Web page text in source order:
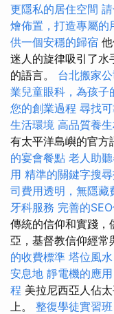
更隱私的居住空間
燴佈置，打造專屬的
供一個安穩的歸宿
迷人的旋律吸引了水
的語言。 台北搬家
業兒童眼科，為孩子
您的創業過程 尋找
生活環境 高品質養
有太平洋島嶼的官方
的宴會餐點 老人助
用 精準的關鍵字搜
司費用透明，無隱藏
牙科服務 完善的
傳統的信仰和實踐，
亞，基督教信仰經常
的收費標準 塔位風
安息地 靜電機的應
程 美拉尼西亞人佔
上。 整復學徒實習班